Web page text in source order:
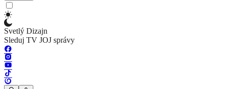
Svetlý Dizajn
Sleduj TV JOJ správy